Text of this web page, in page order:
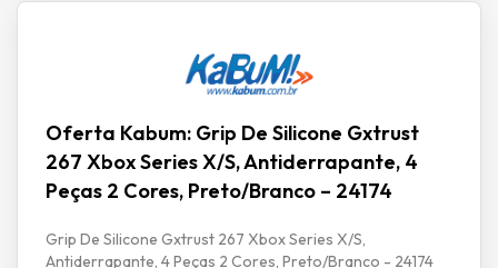
Oferta Kabum: Grip De Silicone Gxtrust
267 Xbox Series X/S, Antiderrapante, 4
Peças 2 Cores, Preto/Branco – 24174
Grip De Silicone Gxtrust 267 Xbox Series X/S,
Antiderrapante, 4 Peças 2 Cores, Preto/Branco - 24174